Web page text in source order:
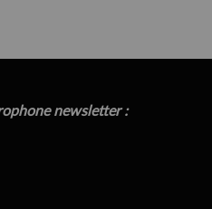
newsletter :